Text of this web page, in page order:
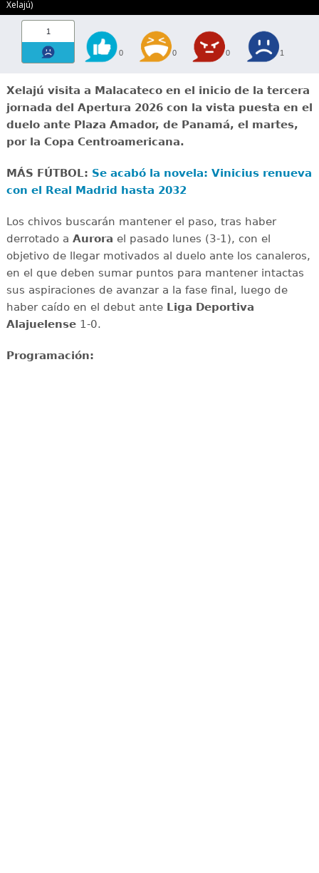
Xelajú)
1
0 0 0 1
Xelajú visita a Malacateco en el inicio de la tercera
jornada del Apertura 2026 con la vista puesta en el
duelo ante Plaza Amador, de Panamá, el martes,
por la Copa Centroamericana.
MÁS FÚTBOL: Se acabó la novela: Vinicius renueva
con el Real Madrid hasta 2032
Los chivos buscarán mantener el paso, tras haber
derrotado a Aurora el pasado lunes (3-1), con el
objetivo de llegar motivados al duelo ante los canaleros,
en el que deben sumar puntos para mantener intactas
sus aspiraciones de avanzar a la fase final, luego de
haber caído en el debut ante Liga Deportiva
Alajuelense1-0.
Programación: